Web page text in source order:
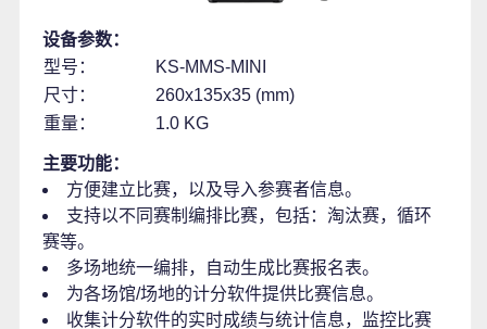
设备参数：
型号：
KS-MMS-MINI
尺寸：
260x135x35 (mm)
重量：
1.0 KG
主要功能：
方便建立比赛，以及导入参赛者信息。
支持以不同赛制编排比赛，包括：淘汰赛，循环
赛等。
多场地统一编排，自动生成比赛报名表。
为各场馆/场地的计分软件提供比赛信息。
收集计分软件的实时成绩与统计信息，监控比赛